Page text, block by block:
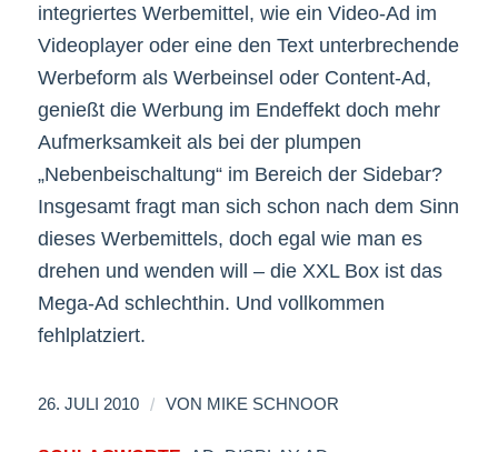
integriertes Werbemittel, wie ein Video-Ad im
Videoplayer oder eine den Text unterbrechende
Werbeform als Werbeinsel oder Content-Ad,
genießt die Werbung im Endeffekt doch mehr
Aufmerksamkeit als bei der plumpen
„Nebenbeischaltung“ im Bereich der Sidebar?
Insgesamt fragt man sich schon nach dem Sinn
dieses Werbemittels, doch egal wie man es
drehen und wenden will – die XXL Box ist das
Mega-Ad schlechthin. Und vollkommen
fehlplatziert.
26. JULI 2010 / VON MIKE SCHNOOR